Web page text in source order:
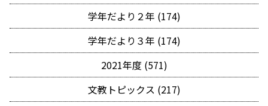
学年だより２年 (174)
学年だより３年 (174)
2021年度 (571)
文教トピックス (217)